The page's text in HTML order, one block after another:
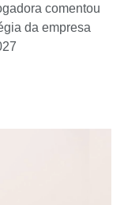
comentou
da empresa